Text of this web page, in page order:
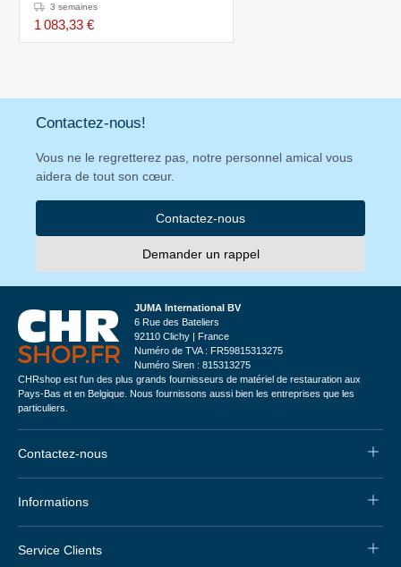
2100x390x(h)460mm
3 semaines
1 083,33 €
Contactez-nous!
Vous ne le regretterez pas, notre personnel amical vous
aidera de tout son cœur.
Contactez-nous
Demander un rappel
JUMA International BV
6 Rue des Bateliers
92110 Clichy | France
Numéro de TVA : FR59815313275
Numéro Siren : 815313275
CHRshop est l'un des plus grands fournisseurs de matériel de restauration aux
Pays-Bas et en Belgique. Nous fournissons aussi bien les entreprises que les
particuliers.
Contactez-nous
Informations
Service Clients